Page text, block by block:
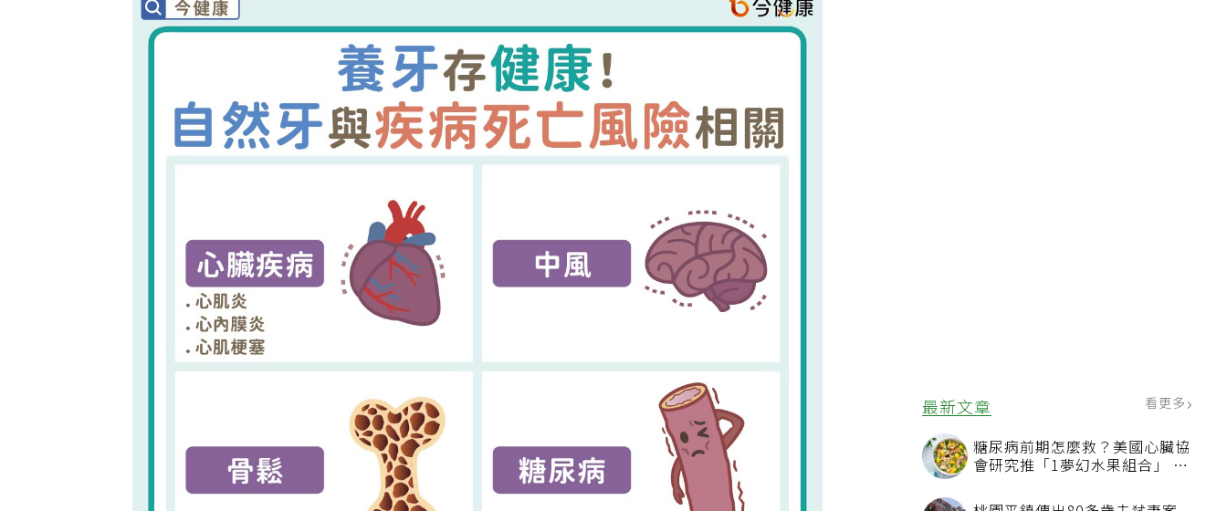
最新文章 看更多
糖尿病前期怎麼救？美國心臟協
會研究推「1夢幻水果組合」 酪